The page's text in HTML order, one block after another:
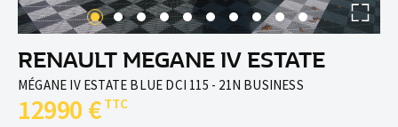
RENAULT MEGANE IV ESTATE
MÉGANE IV ESTATE BLUE DCI 115 - 21N BUSINESS
12990 €